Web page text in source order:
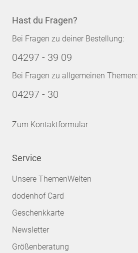
Hast du Fragen?
Bei Fragen zu deiner Bestellung:
04297 - 39 09
Bei Fragen zu allgemeinen Themen:
04297 - 30
Zum Kontaktformular
Service
Unsere ThemenWelten
dodenhof Card
Geschenkkarte
Newsletter
Größenberatung